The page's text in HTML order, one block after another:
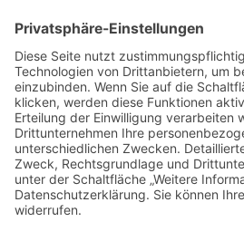
Im Unterried
67489 Kirrweiler
Rechtliches
Impressum